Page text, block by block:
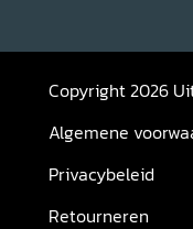
Copyright 2026
Algemene
Privacybeleid
Retourneren